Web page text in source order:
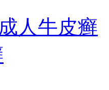
成人牛皮癣